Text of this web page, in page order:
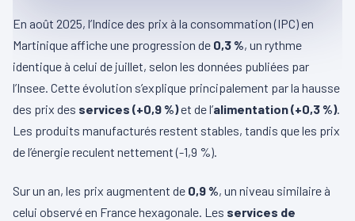
En août 2025, l’Indice des prix à la consommation (IPC) en
Martinique affiche une progression de 0,3 %, un rythme
identique à celui de juillet, selon les données publiées par
l’Insee. Cette évolution s’explique principalement par la hausse
des prix des services (+0,9 %)et de l’alimentation (+0,3 %).
Les produits manufacturés restent stables, tandis que les prix
de l’énergie reculent nettement (-1,9 %).
Sur un an, les prix augmentent de 0,9 %, un niveau similaire à
celui observé en France hexagonale. Les services de